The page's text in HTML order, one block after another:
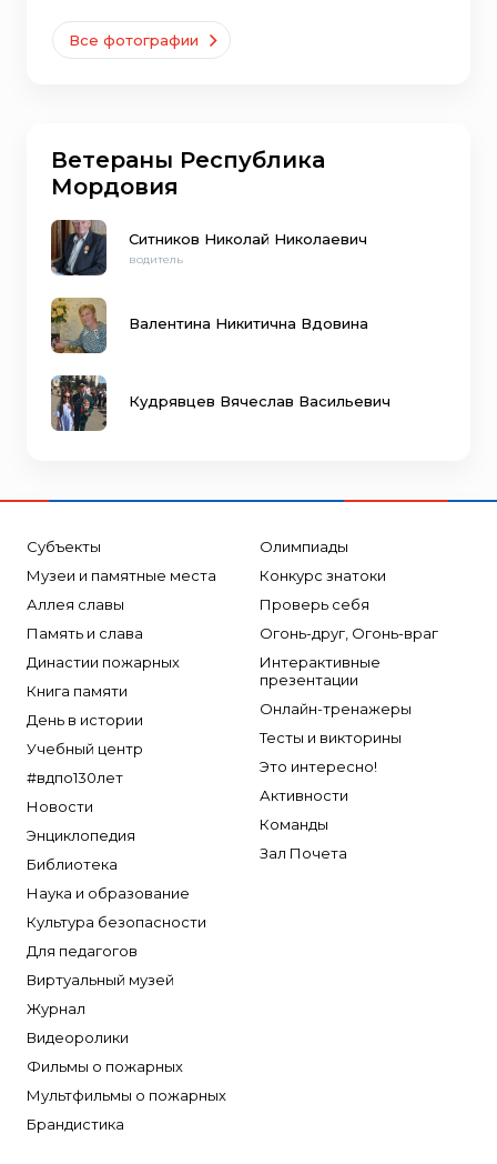
Все фотографии
Ветераны Республика
Мордовия
Ситников Николай Николаевич
водитель
Валентина Никитична Вдовина
Кудрявцев Вячеслав Васильевич
Субъекты
Музеи и памятные места
Аллея славы
Память и слава
Династии пожарных
Книга памяти
День в истории
Учебный центр
#вдпо130лет
Новости
Энциклопедия
Библиотека
Наука и образование
Культура безопасности
Для педагогов
Виртуальный музей
Журнал
Видеоролики
Фильмы о пожарных
Мультфильмы о пожарных
Брандистика
Олимпиады
Конкурс знатоки
Проверь себя
Огонь-друг, Огонь-враг
Интерактивные
презентации
Онлайн-тренажеры
Тесты и викторины
Это интересно!
Активности
Команды
Зал Почета